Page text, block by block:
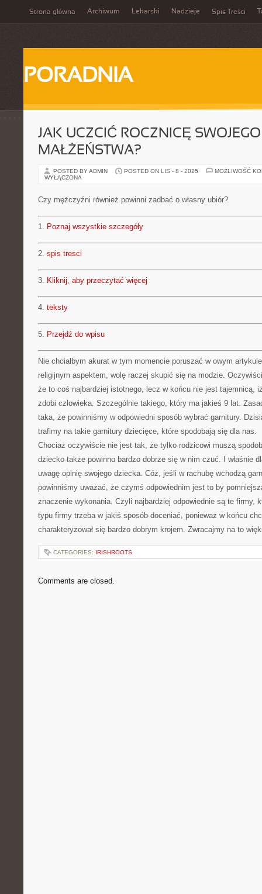
Strona główna Archiwum Lekarski Nadzieje Spis Treści
PORADNIA
JAK UCZCIĆ ROCZNICĘ SWOJEGO
MAŁŻEŃSTWA?
POSTED BY ADMIN POSTED ON LIS - 8 - 2025
MOŻLIWOŚĆ
WYŁĄCZONA
Czy mężczyźni również powinni zadbać o własny ubiór?
1. Poznaj wszystkie szczegóły
2. spis tresci
3. Kliknij, aby przeczytać więcej
4. teksty
5. Przejdź do wpisu
Nie chciałbym akurat w tym momencie poruszać w owym
religijnym aspektem, wolę raczej skupić się na modzie.
że to coś najbardziej istotnego, lecz w końcu nie jest tajemnicą,
zdobi człowieka. Szczególnie takiego, który ma jakieś 9 lat.
taka, że powinniśmy w odpowiedni sposób wybrać garnitury.
trafimy na takie garnitury dziecięce, które spodobają się dla nas.
Chociaż oczywiście nie jest tak, że tylko rodzicowi muszą
dziecko także powinno bardzo dobrze się w nim czuć. I właśnie
uwagę opinię swojego dziecka. Cóż, jeśli w rachubę wchodzą
powinniśmy uważać, że czymś odpowiednim jest to by
znaczenie wykonania. Czyli najbardziej odpowiednie są te firmy,
typu firmy trzeba w jakiś sposób doceniać, ponieważ w końcu
charakteryzował się bardzo dobrym krojem. Zwracajmy na to
CATEGORIES: IRISHROOTS
Comments are closed.